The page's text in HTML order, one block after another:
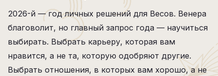
2026-й — год личных решений для Весов. Венера
благоволит, но главный запрос года — научиться
выбирать. Выбрать карьеру, которая вам
нравится, а не та, которую одобряют другие.
Выбрать отношения, в которых вам хорошо, а не